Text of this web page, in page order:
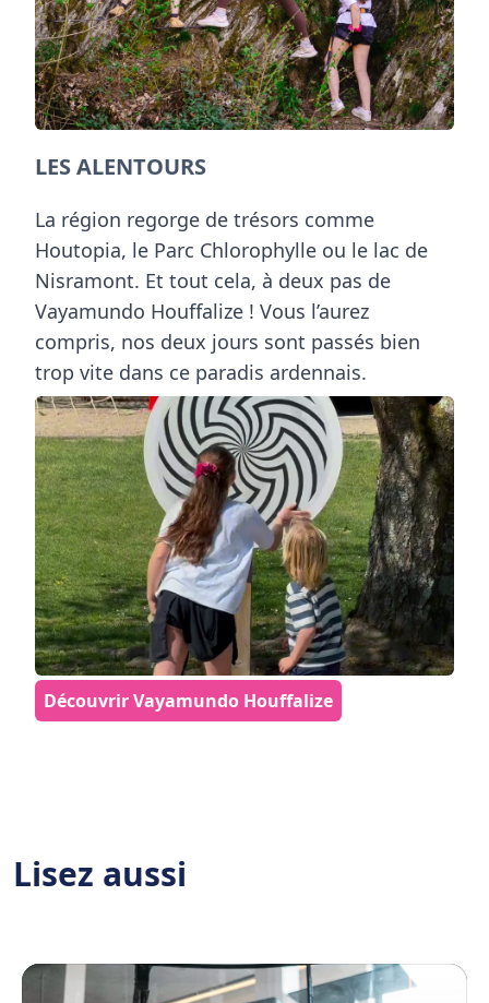
LES ALENTOURS
La région regorge de trésors comme
Houtopia, le Parc Chlorophylle ou le lac de
Nisramont. Et tout cela, à deux pas de
Vayamundo Houffalize ! Vous l’aurez
compris, nos deux jours sont passés bien
trop vite dans ce paradis ardennais.
Découvrir Vayamundo Houffalize
Lisez aussi